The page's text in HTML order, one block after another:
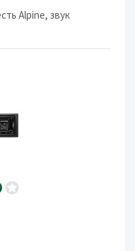
Alpine, звук